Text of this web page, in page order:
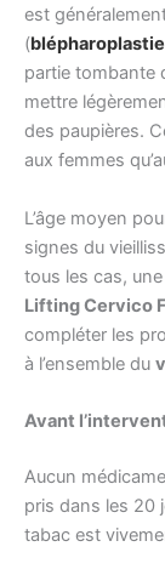
est
(blépharoplastie
partie tombante
mettre
des paupières.
aux femmes
L’âge moyen
signes du
tous les cas, une
Lifting Cervico
compléter les
à l’ensemble du
Avant
Aucun
pris dans les 20
tabac est